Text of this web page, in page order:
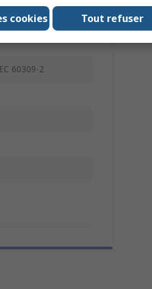
60309-2
cookies Tout refuser